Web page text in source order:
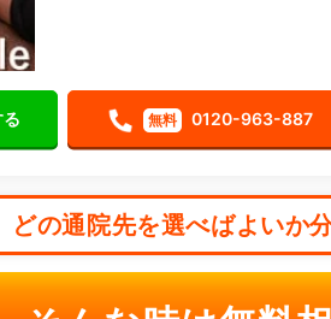
無料 0120-963-887
どの通院先を選べばよいか